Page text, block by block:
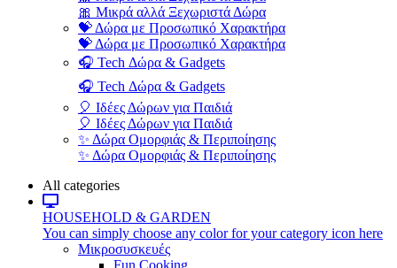
🎀 Μικρά αλλά Ξεχωριστά Δώρα
💝 Δώρα με Προσωπικό Χαρακτήρα
💝 Δώρα με Προσωπικό Χαρακτήρα
🎧 Tech Δώρα & Gadgets
🎧 Tech Δώρα & Gadgets
🎈 Ιδέες Δώρων για Παιδιά
🎈 Ιδέες Δώρων για Παιδιά
✨ Δώρα Ομορφιάς & Περιποίησης
✨ Δώρα Ομορφιάς & Περιποίησης
All categories
HOUSEHOLD & GARDEN
You can simply choose any color for your category icon here
Μικροσυσκευές
Fun Cooking